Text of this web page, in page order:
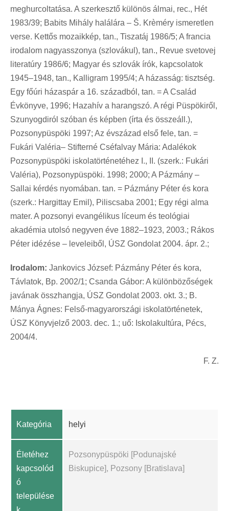
meghurcoltatása. A szerkesztő különös álmai, rec., Hét
1983/39; Babits Mihály halálára – Š. Krèméry ismeretlen
verse. Kettős mozaikkép, tan., Tiszatáj 1986/5; A francia
irodalom nagyasszonya (szlovákul), tan., Revue svetovej
literatúry 1986/6; Magyar és szlovák írók, kapcsolatok
1945–1948, tan., Kalligram 1995/4; A házasság: tisztség.
Egy főúri házaspár a 16. századból, tan. = A Család
Évkönyve, 1996; Hazahív a harangszó. A régi Püspökiről,
Szunyogdiról szóban és képben (írta és összeáll.),
Pozsonypüspöki 1997; Az évszázad első fele, tan. =
Fukári Valéria– Stifterné Cséfalvay Mária: Adalékok
Pozsonypüspöki iskolatörténetéhez I., II. (szerk.: Fukári
Valéria), Pozsonypüspöki. 1998; 2000; A Pázmány –
Sallai kérdés nyomában. tan. = Pázmány Péter és kora
(szerk.: Hargittay Emil), Piliscsaba 2001; Egy régi alma
mater. A pozsonyi evangélikus líceum és teológiai
akadémia utolsó negyven éve 1882–1923, 2003.; Rákos
Péter idézése – leveleiből, ÚSZ Gondolat 2004. ápr. 2.;
Irodalom: Jankovics József: Pázmány Péter és kora,
Távlatok, Bp. 2002/1; Csanda Gábor: A különbözőségek
javának összhangja, ÚSZ Gondolat 2003. okt. 3.; B.
Mánya Ágnes: Felső-magyarországi iskolatörténetek,
ÚSZ Könyvjelző 2003. dec. 1.; uő: Iskolakultúra, Pécs,
2004/4.
F. Z.
Kategória helyi
Életéhez
kapcsolód
ó
települése
Pozsonypüspöki [Podunajské
Biskupice], Pozsony [Bratislava]